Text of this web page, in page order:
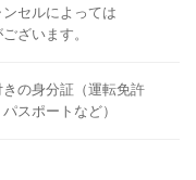
セルによっては
ざいます。
の身分証（運転免許
スポートなど）